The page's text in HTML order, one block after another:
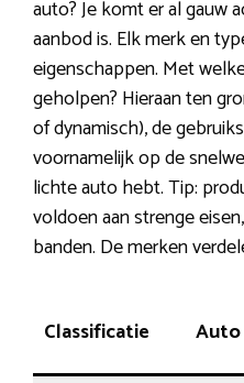
auto? Je komt er al gauw
aanbod is. Elk merk en
eigenschappen. Met
geholpen? Hieraan ten
of dynamisch), de
voornamelijk op de
lichte auto hebt. Tip:
voldoen aan strenge
banden. De merken
Classificatie Auto